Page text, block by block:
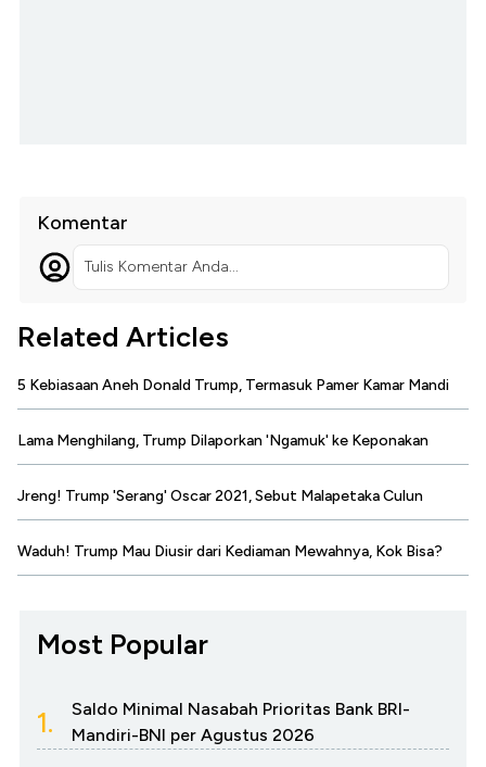
Komentar
Tulis Komentar Anda...
Related Articles
5 Kebiasaan Aneh Donald Trump, Termasuk Pamer Kamar Mandi
Lama Menghilang, Trump Dilaporkan 'Ngamuk' ke Keponakan
Jreng! Trump 'Serang' Oscar 2021, Sebut Malapetaka Culun
Waduh! Trump Mau Diusir dari Kediaman Mewahnya, Kok Bisa?
Most Popular
1.
Saldo Minimal Nasabah Prioritas Bank BRI-
Mandiri-BNI per Agustus 2026